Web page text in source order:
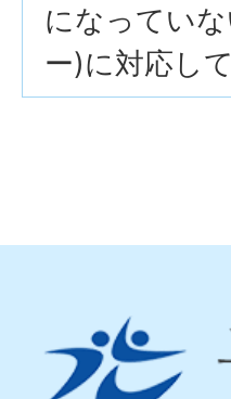
になってい
ー)に対応し
市